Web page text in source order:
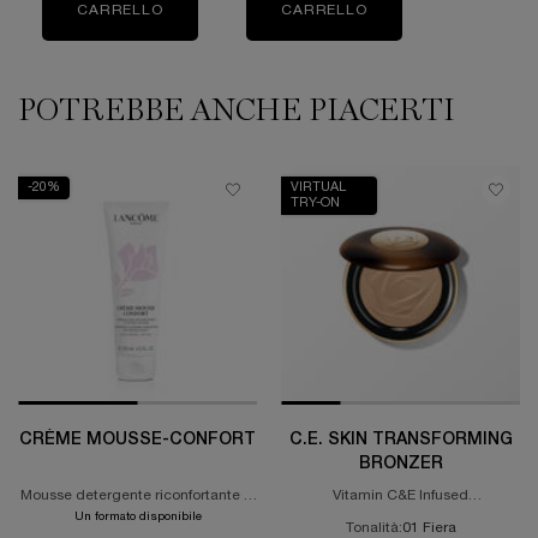
CARRELLO TEINT IDOLE ULTRA WEAR FOUNDATION
CARRELLO
WATCH NOW
PDP Slot 1 Section
POTREBBE ANCHE PIACERTI
-20%
CRÈME MOUSSE-CONFORT
Mousse detergente riconfortante in
crema
Un formato disponibile
VIRTUAL
TRY-ON
C.E. SKIN TRANSFORMING
BRONZER
Vitamin C&E Infused
Tonalità:01 Fiera